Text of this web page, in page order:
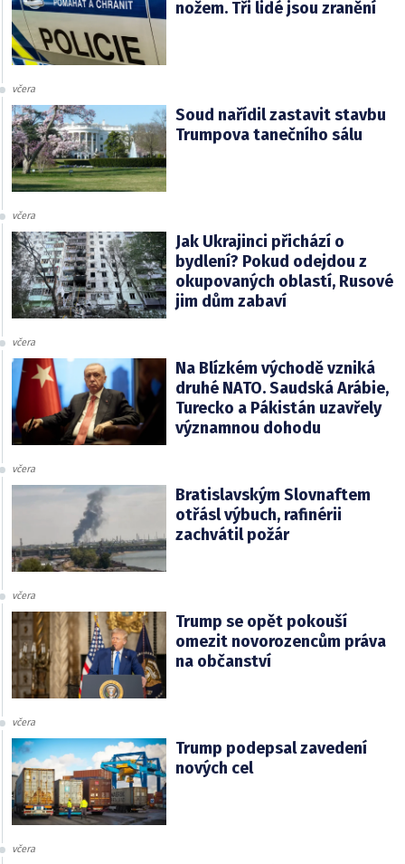
nožem. Tři lidé jsou zranění
včera
Soud nařídil zastavit stavbu
Trumpova tanečního sálu
včera
Jak Ukrajinci přichází o
bydlení? Pokud odejdou z
okupovaných oblastí, Rusové
jim dům zabaví
včera
Na Blízkém východě vzniká
druhé NATO. Saudská Arábie,
Turecko a Pákistán uzavřely
významnou dohodu
včera
Bratislavským Slovnaftem
otřásl výbuch, rafinérii
zachvátil požár
včera
Trump se opět pokouší
omezit novorozencům práva
na občanství
včera
Trump podepsal zavedení
nových cel
včera